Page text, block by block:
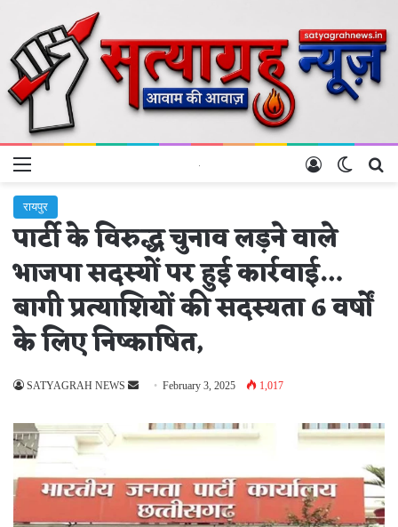
Menu Switch
Log In
रायपुर
पार्टी के विरुद्ध चुनाव लड़ने वाले
भाजपा सदस्यों पर हुई कार्रवाई…
बागी प्रत्याशियों की सदस्यता 6 वर्षों
के लिए निष्काषित,
SATYAGRAH NEWS
Send
email
February 3, 2025 1,017